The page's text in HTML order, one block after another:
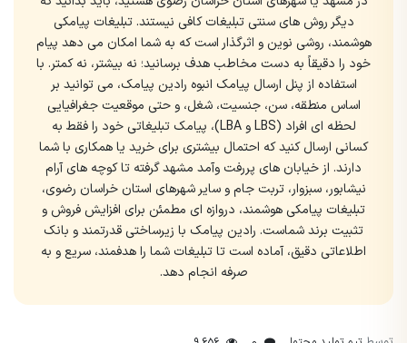
دیگر روش های سنتی تبلیغات کافی نیستند. تبلیغات پیامکی
هوشمند، روشی نوین و اثرگذار است که به شما امکان می دهد پیام
خود را دقیقاً به دست مخاطب هدف برسانید؛ نه بیشتر، نه کمتر. با
استفاده از پنل ارسال پیامک انبوه رادین پیامک، می توانید بر
اساس منطقه، سن، جنسیت، شغل، و حتی موقعیت جغرافیایی
لحظه ای افراد (LBS و LBA)، پیامک تبلیغاتی خود را فقط به
کسانی ارسال کنید که احتمال بیشتری برای خرید یا همکاری با شما
دارند. از خیابان های پررفت وآمد مشهد گرفته تا کوچه های آرام
نیشابور، سبزوار، تربت جام و سایر شهرهای استان خراسان رضوی،
تبلیغات پیامکی هوشمند، دروازه ای مطمئن برای افزایش فروش و
تثبیت برند شماست. رادین پیامک با زیرساختی قدرتمند و بانک
اطلاعاتی دقیق، آماده است تا تبلیغات شما را هدفمند، سریع و به
صرفه انجام دهد.